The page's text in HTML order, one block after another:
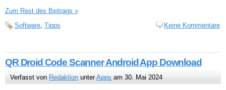
Zum Rest des Beitrags »
Software, Tipps Keine Kommentare
QR Droid Code Scanner Android App Download
Verfasst von Redaktion unterApps am 30. Mai 2024